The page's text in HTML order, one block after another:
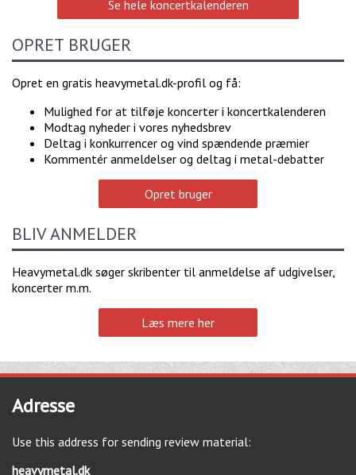
Se hele koncertkalenderen
OPRET BRUGER
Opret en gratis heavymetal.dk-profil og få:
Mulighed for at tilføje koncerter i koncertkalenderen
Modtag nyheder i vores nyhedsbrev
Deltag i konkurrencer og vind spændende præmier
Kommentér anmeldelser og deltag i metal-debatter
Opret bruger
BLIV ANMELDER
Heavymetal.dk søger skribenter til anmeldelse af udgivelser,
koncerter m.m.
Læs mere her
Adresse
Use this address for sending review material:
heavymetal.dk